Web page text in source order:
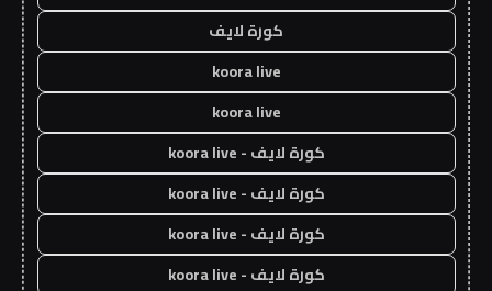
كورة لايف
koora live
koora live
كورة لايف - koora live
كورة لايف - koora live
كورة لايف - koora live
كورة لايف - koora live